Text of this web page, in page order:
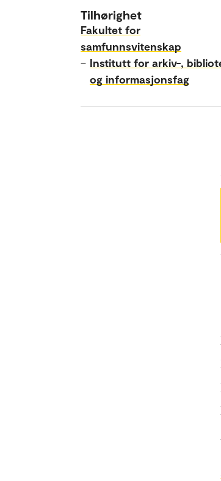
Tilhørighet
Fakultet for
samfunnsvitenskap
– Institutt for arkiv-,
og informasjonsfag